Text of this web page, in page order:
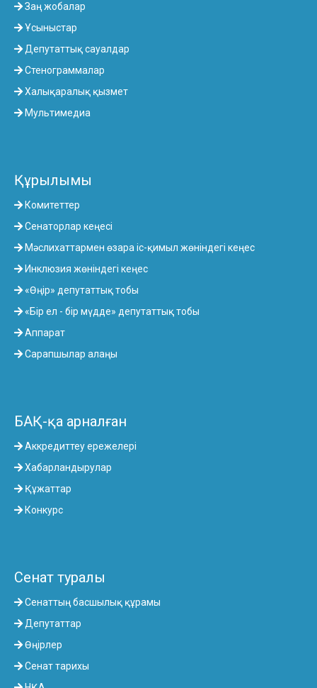
Заң жобалар
Ұсыныстар
Депутаттық сауалдар
Стенограммалар
Халықаралық қызмет
Мультимедиа
Құрылымы
Комитеттер
Сенаторлар кеңесі
Мәслихаттармен өзара іс-қимыл жөніндегі кеңес
Инклюзия жөніндегі кеңес
«Өңір» депутаттық тобы
«Бір ел - бір мүдде» депутаттық тобы
Аппарат
Сарапшылар алаңы
БАҚ-қа арналған
Аккредиттеу ережелері
Хабарландырулар
Құжаттар
Конкурс
Сенат туралы
Сенаттың басшылық құрамы
Депутаттар
Өңірлер
Сенат тарихы